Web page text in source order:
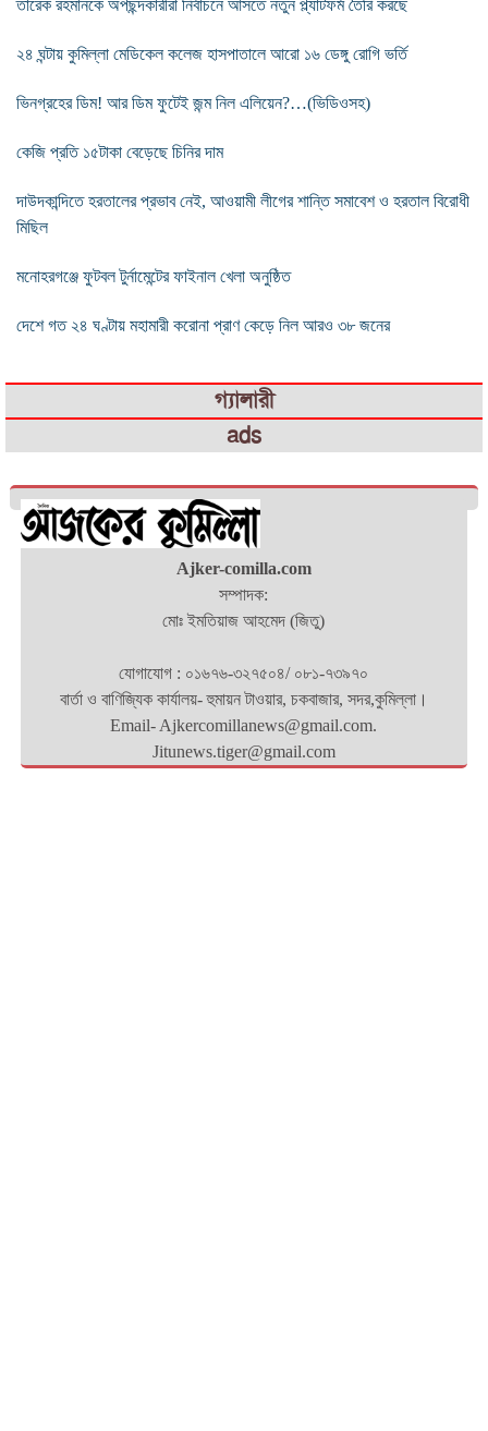
তারেক রহমানকে অপছন্দকারীরা নির্বাচনে আসতে নতুন প্ল্যাটফর্ম তৈরি করছে
২৪ ঘন্টায় কুমিল্লা মেডিকেল কলেজ হাসপাতালে আরো ১৬ ডেঙ্গু রোগি ভর্তি
ভিনগ্রহের ডিম! আর ডিম ফুটেই জন্ম নিল এলিয়েন?…(ভিডিওসহ)
কেজি প্রতি ১৫টাকা বেড়েছে চিনির দাম
দাউদকান্দিতে হরতালের প্রভাব নেই, আওয়ামী লীগের শান্তি সমাবেশ ও হরতাল বিরোধী
মিছিল
মনোহরগঞ্জে ফুটবল টুর্নামেন্টের ফাইনাল খেলা অনুষ্ঠিত
দেশে গত ২৪ ঘণ্টায় মহামারী করোনা প্রাণ কেড়ে নিল আরও ৩৮ জনের
গ্যালারী
ads
Ajker-comilla.com
সম্পাদক:
মোঃ ইমতিয়াজ আহমেদ (জিতু)
যোগাযোগ : ০১৬৭৬-৩২৭৫০৪/ ০৮১-৭৩৯৭০
বার্তা ও বাণিজ্যিক কার্যালয়- হুমায়ন টাওয়ার, চকবাজার, সদর,কুমিল্লা।
Email- Ajkercomillanews@gmail.com.
Jitunews.tiger@gmail.com